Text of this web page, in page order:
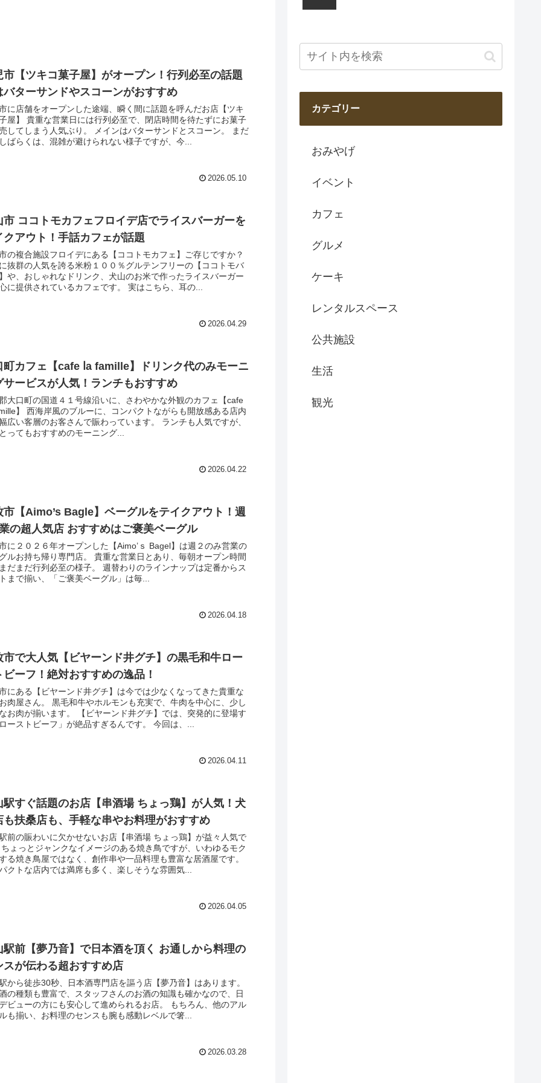
市【ツキコ菓子屋】がオープン！行列必至の話題
バターサンドやスコーンがおすすめ
に店舗をオープンした途端、瞬く間に話題を呼んだお店【ツキ
屋】 貴重な営業日には行列必至で、閉店時間を待たずにお菓子
してしまう人気ぶり。 メインはバターサンドとスコーン。 まだ
ばらくは、混雑が避けられない様子ですが、今...
2026.05.10
市 ココトモカフェフロイデ店でライスバーガーを
クアウト！手話カフェが話題
の複合施設フロイデにある【ココトモカフェ】ご存じですか？
抜群の人気を誇る米粉１００％グルテンフリーの【ココトモバ
や、おしゃれなドリンク、犬山のお米で作ったライスバーガー
に提供されているカフェです。 実はこちら、耳の...
2026.04.29
町カフェ【cafe ⅼa famille】ドリンク代のみモーニ
サービスが人気！ランチもおすすめ
大口町の国道４１号線沿いに、さわやかな外観のカフェ【cafe
】 西海岸風のブルーに、コンパクトながらも開放感ある店内
広い客層のお客さんで賑わっています。 ランチも人気ですが、
ってもおすすめのモーニング...
2026.04.22
市【Aimo’s Bagle】ベーグルをテイクアウト！週
の超人気店 おすすめはご褒美ベーグル
に２０２６年オープンした【Aimo’ｓ Bagel】は週２のみ営業の
ルお持ち帰り専門店。 貴重な営業日とあり、毎朝オープン時間
だまだ行列必至の様子。 週替わりのラインナップは定番からス
まで揃い、「ご褒美ベーグル」は毎...
2026.04.18
市で大人気【ビヤーンド井グチ】の黒毛和牛ロー
ビーフ！絶対おすすめの逸品！
にある【ビヤーンド井グチ】は今では少なくなってきた貴重な
肉屋さん。 黒毛和牛やホルモンも充実で、牛肉を中心に、少し
お肉が揃います。 【ビヤーンド井グチ】では、突発的に登場す
ーストビーフ」が絶品すぎるんです。 今回は、...
2026.04.11
駅すぐ話題のお店【串酒場 ちょっ鶏】が人気！犬
も扶桑店も、手軽な串やお料理がおすすめ
前の賑わいに欠かせないお店【串酒場 ちょっ鶏】が益々人気で
ょっとジャンクなイメージのある焼き鳥ですが、いわゆるモク
る焼き鳥屋ではなく、創作串や一品料理も豊富な居酒屋です。
クトな店内では満席も多く、楽しそうな雰囲気...
2026.04.05
駅前【夢乃音】で日本酒を頂く お通しから料理の
スが伝わる超おすすめ店
から徒歩30秒、日本酒専門店を謳う店【夢乃音】はあります。
の種類も豊富で、スタッフさんのお酒の知識も確かなので、日
ビューの方にも安心して進められるお店。 もちろん、他のアル
も揃い、お料理のセンスも腕も感動レベルで箸...
2026.03.28
カテゴリー
おみやげ
イベント
カフェ
グルメ
ケーキ
レンタルスペース
公共施設
生活
観光